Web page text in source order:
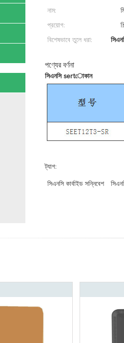
নাম:
প্রয়োগ:
বিশেষভাবে তুলে ধরা:
পণ্যের বর্ণনা
সিএনসি sertোকান
ট্যাগ:
সিএনসি কার্বাইড সন্নিবেশ